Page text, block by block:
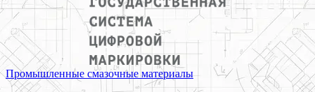
Промышленные смазочные материалы